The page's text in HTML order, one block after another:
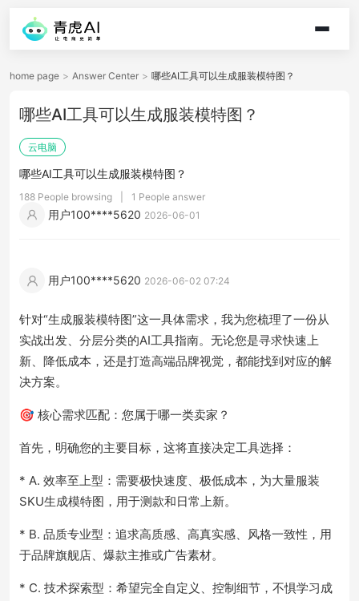
home page > Answer Center > 哪些AI工具可以生成服装模特图？
哪些AI工具可以生成服装模特图？
云电脑
哪些AI工具可以生成服装模特图？
188 People browsing 1 People answer
用户100****5620 2026-06-01
用户100****5620 2026-06-02 07:24
针对“生成服装模特图”这一具体需求，我为您梳理了一份从
实战出发、分层分类的AI工具指南。无论您是寻求快速上
新、降低成本，还是打造高端品牌视觉，都能找到对应的解
决方案。
🎯 核心需求匹配：您属于哪一类卖家？
首先，明确您的主要目标，这将直接决定工具选择：
* A. 效率至上型：需要极快速度、极低成本，为大量服装
SKU生成模特图，用于测款和日常上新。
* B. 品质专业型：追求高质感、高真实感、风格一致性，用
于品牌旗舰店、爆款主推或广告素材。
* C. 技术探索型：希望完全自定义、控制细节，不惧学习成